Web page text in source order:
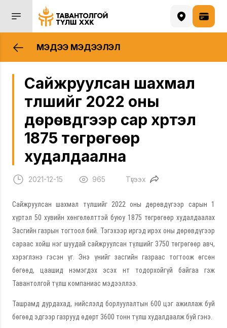
МЭДЭЭ МЭДЭЭЛЭЛ
Сайжруулсан шахмал
түлшийг 2022 оны
дөрөвдүгээр сар хүртэл
1875 төгрөгөөр
худалдаална
2021-12-15 965 Түгээх
Сайжруулсан шахмал түлшийг 2022 оны дөрөвдүгээр сарын 1
хүртэл 50 хувийн хөнгөлөлттэй буюу 1875 төгрөгөөр худалдаалах
Засгийн газрын тогтоол бий. Тэгэхээр иргэд ирэх оны дөрөвдүгээр
сараас хойш нэг шуудай сайжруулсан түлшийг 3750 төгрөгөөр авч,
хэрэглэнэ гэсэн үг. Энэ үнийг засгийн газраас тогтоож өгсөн
бөгөөд, цаашид нэмэгдэх эсэх нт тодорхойгүй байгаа гэж
Тавантолгой түлш компаниас мэдээллээ.
Ташрамд дурдахад, нийслэлд борлуулалтын 600 цэг ажиллаж буй
бөгөөд эдгээр газрууд өдөрт 3600 тонн түлш худалдаалж буй гэнэ.